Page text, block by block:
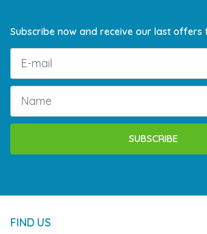
Subscribe now and receive our last offers
SUBSCRIBE
FIND US